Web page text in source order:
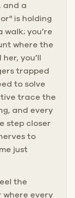
and a
is holding
walk; you’re
where the
you’ll
trapped
to solve
trace the
and every
step closer
to
just
the
every